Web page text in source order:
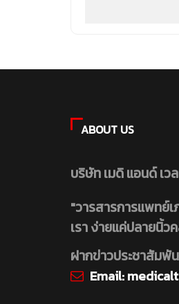
ABOUT US
บริษัท เมดิ แอนด์ เว
"วารสารการแพทย์
เรา ง่ายแค่ปลายนิ้ว
ฝากข่าวประชาสัมพั
Email: